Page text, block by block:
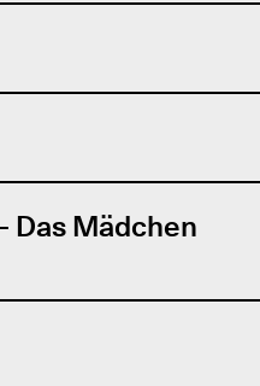
Das Mädchen